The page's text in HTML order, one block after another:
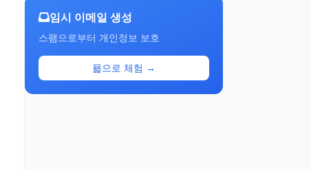
임시 이메일 생성
스팸으로부터 개인정보 보호
묣으로 체험 →